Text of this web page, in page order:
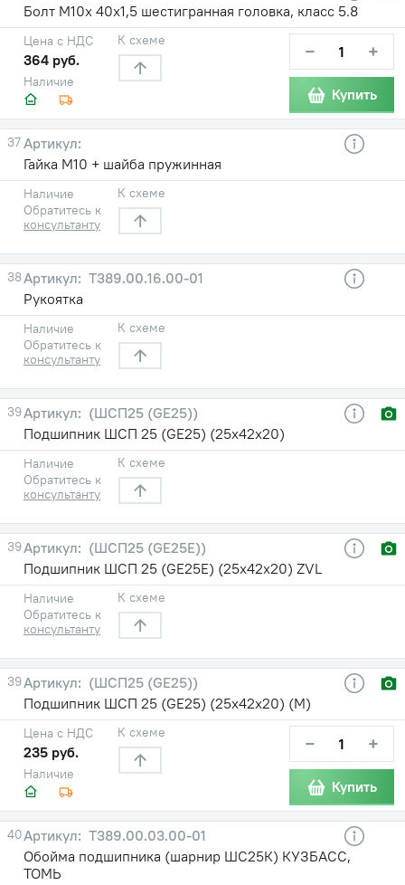
Болт М10х 40х1,5 шестигранная головка, класс 5.8
Наличие
Цена с НДС
364 руб.
К схеме − +
Купить
37
Гайка М10 + шайба пружинная
Наличие
Обратитесь к
консультанту
К схеме
38
Т389.00.16.00-01
Рукоятка
Наличие
Обратитесь к
консультанту
К схеме
39
(ШСП25 (GE25))
Подшипник ШСП 25 (GE25) (25х42х20)
Наличие
Обратитесь к
консультанту
К схеме
39
(ШСП25 (GE25E))
Подшипник ШСП 25 (GE25E) (25х42х20) ZVL
Наличие
Обратитесь к
консультанту
К схеме
39
(ШСП25 (GE25))
Подшипник ШСП 25 (GE25) (25х42х20) (М)
Наличие
Цена с НДС
235 руб.
К схеме − +
Купить
40
Т389.00.03.00-01
Обойма подшипника (шарнир ШС25К) КУЗБАСС,
ТОМЬ